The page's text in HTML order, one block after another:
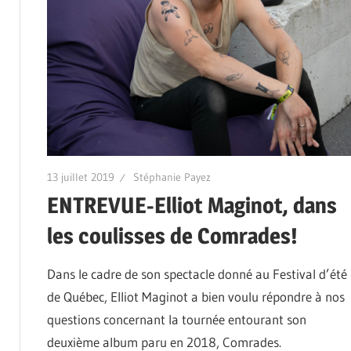
13 juillet 2019 Stéphanie Payez
ENTREVUE-Elliot Maginot, dans
les coulisses de Comrades!
Dans le cadre de son spectacle donné au Festival d’été
de Québec, Elliot Maginot a bien voulu répondre à nos
questions concernant la tournée entourant son
deuxième album paru en 2018, Comrades.